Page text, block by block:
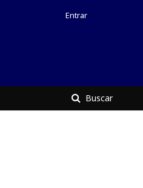
Buscar
Entrar